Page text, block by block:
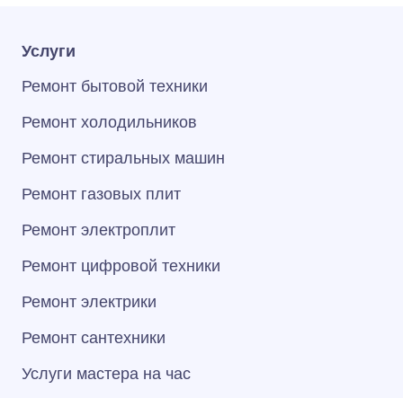
Услуги
Ремонт бытовой техники
Ремонт холодильников
Ремонт стиральных машин
Ремонт газовых плит
Ремонт электроплит
Ремонт цифровой техники
Ремонт электрики
Ремонт сантехники
Услуги мастера на час